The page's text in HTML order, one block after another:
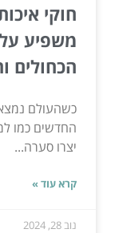
חוקי
משפיע
הכחולים
כשהעולם
החדשים כמו
יצרו סערה...
קרא עוד »
נוב 28, 2024